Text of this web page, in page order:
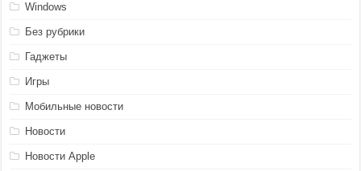
Windows
Без рубрики
Гаджеты
Игры
Мобильные новости
Новости
Новости Apple